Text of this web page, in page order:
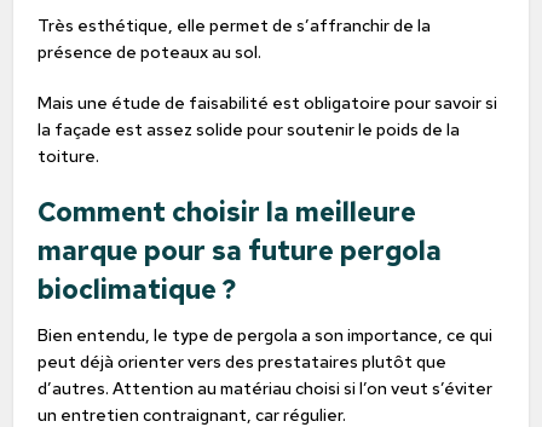
Très esthétique, elle permet de s’affranchir de la
présence de poteaux au sol.
Mais une étude de faisabilité est obligatoire pour savoir si
la façade est assez solide pour soutenir le poids de la
toiture.
Comment choisir la meilleure
marque pour sa future pergola
bioclimatique ?
Bien entendu, le type de pergola a son importance, ce qui
peut déjà orienter vers des prestataires plutôt que
d’autres. Attention au matériau choisi si l’on veut s’éviter
un entretien contraignant, car régulier.